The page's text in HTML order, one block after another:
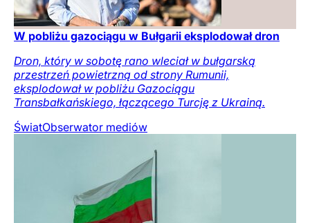
W pobliżu gazociągu w Bułgarii eksplodował dron
Dron, który w sobotę rano wleciał w bułgarską
przestrzeń powietrzną od strony Rumunii,
eksplodował w pobliżu Gazociągu
Transbałkańskiego, łączącego Turcję z Ukrainą.
ŚwiatObserwator mediów